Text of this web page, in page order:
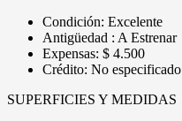
Condición: Excelente
Antigüedad : A Estrenar
Expensas: $ 4.500
Crédito: No especificado
SUPERFICIES Y MEDIDAS